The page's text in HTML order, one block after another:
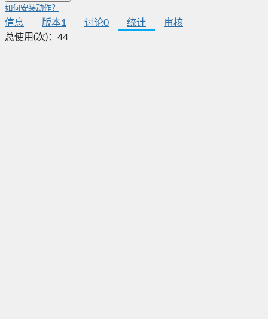
如何安装动作？
信息 版本1 讨论0 统计
审核
总使用(次)： 44